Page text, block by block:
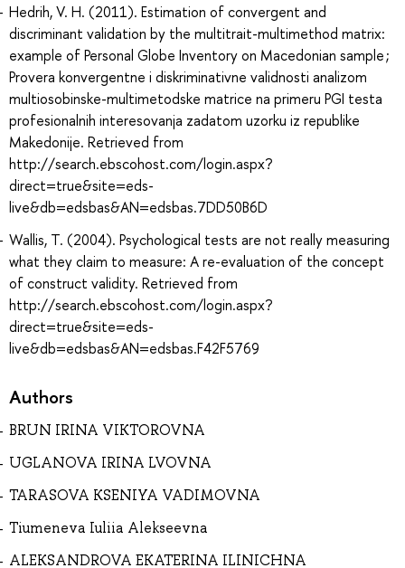
Hedrih, V. H. (2011). Estimation of convergent and
discriminant validation by the multitrait-multimethod matrix:
example of Personal Globe Inventory on Macedonian sample ;
Provera konvergentne i diskriminativne validnosti analizom
multiosobinske-multimetodske matrice na primeru PGI testa
profesionalnih interesovanja zadatom uzorku iz republike
Makedonije. Retrieved from
http://search.ebscohost.com/login.aspx?
direct=true&site=eds-
live&db=edsbas&AN=edsbas.7DD50B6D
Wallis, T. (2004). Psychological tests are not really measuring
what they claim to measure: A re-evaluation of the concept
of construct validity. Retrieved from
http://search.ebscohost.com/login.aspx?
direct=true&site=eds-
live&db=edsbas&AN=edsbas.F42F5769
Authors
BRUN IRINA VIKTOROVNA
UGLANOVA IRINA LVOVNA
TARASOVA KSENIYA VADIMOVNA
Tiumeneva Iuliia Alekseevna
ALEKSANDROVA EKATERINA ILINICHNA